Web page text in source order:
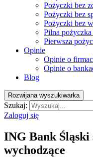
Pożyczki bez
Pożyczki bez
Pożyczki bez
Pilna pożyczka
Pierwsza
Opinie
Opinie o
Opinie o
Blog
Rozwijana wyszukiwarka
Szukaj:
Zaloguj się
ING Bank Śląski
wychodzące